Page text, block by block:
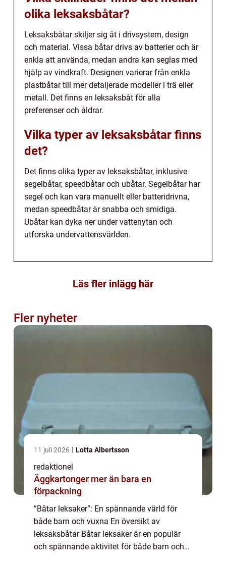
olika leksaksbåtar?
Leksaksbåtar skiljer sig åt i drivsystem, design
och material. Vissa båtar drivs av batterier och är
enkla att använda, medan andra kan seglas med
hjälp av vindkraft. Designen varierar från enkla
plastbåtar till mer detaljerade modeller i trä eller
metall. Det finns en leksaksbåt för alla
preferenser och åldrar.
Vilka typer av leksaksbåtar finns
det?
Det finns olika typer av leksaksbåtar, inklusive
segelbåtar, speedbåtar och ubåtar. Segelbåtar har
segel och kan vara manuellt eller batteridrivna,
medan speedbåtar är snabba och smidiga.
Ubåtar kan dyka ner under vattenytan och
utforska undervattensvärlden.
Läs fler inlägg här
Fler nyheter
11 juli 2026 Lotta Albertsson
redaktionel
Äggkartonger mer än bara en
förpackning
”Båtar leksaker”: En spännande värld för
både barn och vuxna En översikt av
leksaksbåtar Båtar leksaker är en populär
och spännande aktivitet för både barn och